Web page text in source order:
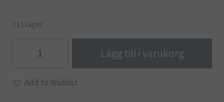
31 i lager
Histidin
500mg
Lägg till i varukorg
Add to Wishlist